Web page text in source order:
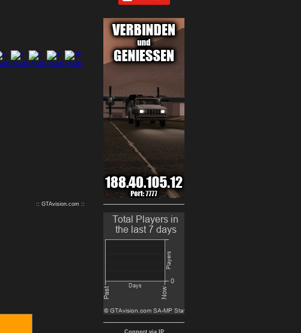
:: GTAvision.com ::
Connect via IP